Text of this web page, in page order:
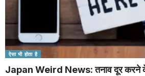
ऐसा भी होता है
Japan Weird News: तनाव दूर करने के